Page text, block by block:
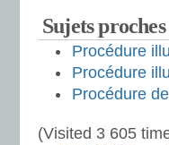
Sujets
Procédure
Procédure
Procédure
(Visited 3 605